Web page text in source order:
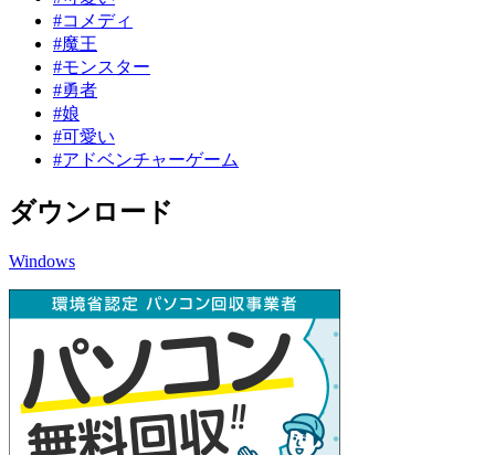
#コメディ
#魔王
#モンスター
#勇者
#娘
#可愛い
#アドベンチャーゲーム
ダウンロード
Windows